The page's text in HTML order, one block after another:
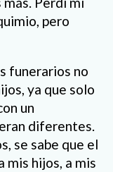
pero
funerarios no
ya que solo
un
diferentes.
se sabe que el
mis hijos, a mis